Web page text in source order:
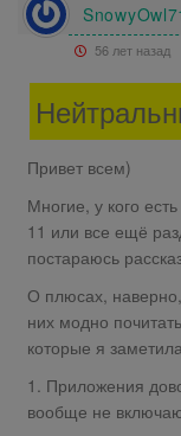
56 лет назад
Привет всем)
Многие, у кого
11 или все ещё
постараюсь
О плюсах,
них модно
которые я
1. Приложения
вообще не